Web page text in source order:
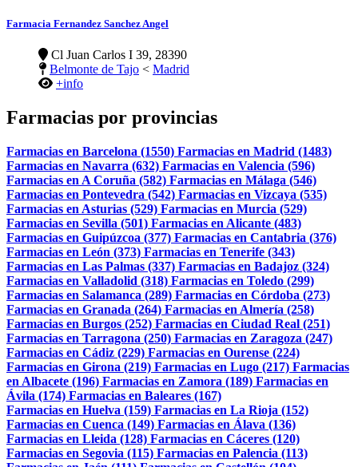
Farmacia Fernandez Sanchez Angel
Cl Juan Carlos I 39, 28390
Belmonte de Tajo < Madrid
+info
Farmacias por provincias
Farmacias en Barcelona (1550) Farmacias en Madrid (1483)
Farmacias en Navarra (632) Farmacias en Valencia (596)
Farmacias en A Coruña (582) Farmacias en Málaga (546)
Farmacias en Pontevedra (542) Farmacias en Vizcaya (535)
Farmacias en Asturias (529) Farmacias en Murcia (529)
Farmacias en Sevilla (501) Farmacias en Alicante (483)
Farmacias en Guipúzcoa (377) Farmacias en Cantabria (376)
Farmacias en León (373) Farmacias en Tenerife (343)
Farmacias en Las Palmas (337) Farmacias en Badajoz (324)
Farmacias en Valladolid (318) Farmacias en Toledo (299)
Farmacias en Salamanca (289) Farmacias en Córdoba (273)
Farmacias en Granada (264) Farmacias en Almería (258)
Farmacias en Burgos (252) Farmacias en Ciudad Real (251)
Farmacias en Tarragona (250) Farmacias en Zaragoza (247)
Farmacias en Cádiz (229) Farmacias en Ourense (224)
Farmacias en Girona (219) Farmacias en Lugo (217) Farmacias
en Albacete (196) Farmacias en Zamora (189) Farmacias en
Ávila (174) Farmacias en Baleares (167)
Farmacias en Huelva (159) Farmacias en La Rioja (152)
Farmacias en Cuenca (149) Farmacias en Álava (136)
Farmacias en Lleida (128) Farmacias en Cáceres (120)
Farmacias en Segovia (115) Farmacias en Palencia (113)